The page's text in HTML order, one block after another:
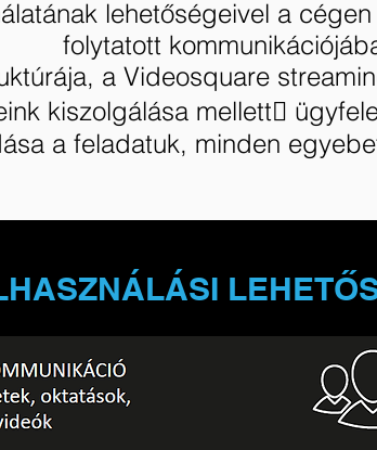
lehetőségeivel a
folytatott
a Videosquare
kiszolgálása mellett􀆩
a feladatuk, minden